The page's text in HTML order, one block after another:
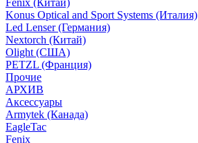
Fenix (Китай)
Konus Optical and Sport Systems (Италия)
Led Lenser (Германия)
Nextorch (Китай)
Olight (США)
PETZL (Франция)
Прочие
АРХИВ
Аксессуары
Armytek (Канада)
EagleTac
Fenix